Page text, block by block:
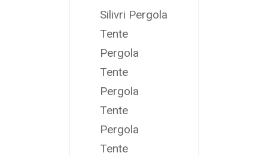
Silivri Pergola
Tente
Pergola
Tente
Pergola
Tente
Pergola
Tente